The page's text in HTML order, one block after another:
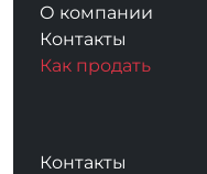
О компании
Контакты
Как продать
Контакты